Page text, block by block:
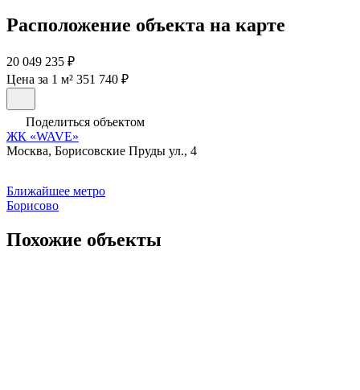
Расположение объекта на карте
20 049 235 ₽
Цена за 1 м² 351 740 ₽
Поделиться объектом
ЖК «WAVE»
Москва, Борисовские Пруды ул., 4
Ближайшее метро
Борисово
Похожие объекты